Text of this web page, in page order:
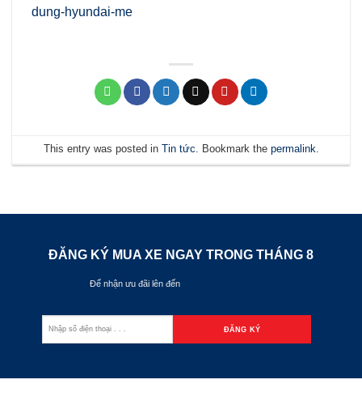
dung-hyundai-me
This entry was posted in Tin tức. Bookmark the permalink.
ĐĂNG KÝ MUA XE NGAY TRONG THÁNG 8
Để nhận ưu đãi lên đến